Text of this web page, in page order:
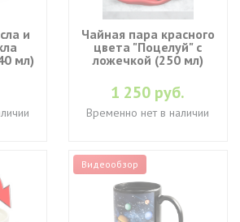
и
мл)
Чайная пара красного
цвета "Поцелуй" с
ложечкой (250 мл)
1 250 руб.
Временно нет в наличии
Видеообзор